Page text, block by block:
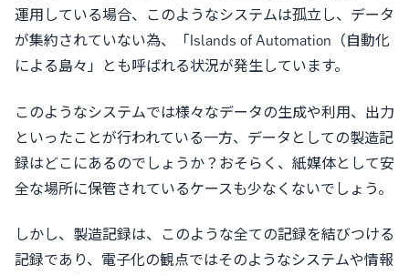
運用している場合、このようなシステムは孤立し、データ
が集約されていない為、「Islands of Automation（自動化
による島々」とも呼ばれる状況が発生しています。
このようなシステムでは様々なデータの生成や利用、出力
といったことが行われている一方、データとしての製造記
録はどこにあるのでしょうか？おそらく、紙媒体として安
全な場所に保管されているケースも少なくないでしょう。
しかし、製造記録は、このような全ての記録を結びつける
記録であり、電子化の観点ではそのようなシステムや情報